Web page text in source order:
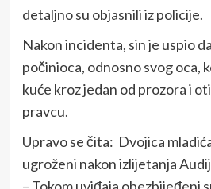
detaljno su objasnili iz policije.
Nakon incidenta, sin je uspio
počinioca, odnosno svog oca,
kuće kroz jedan od prozora i
pravcu.
Upravo se čita: Dvojica
ugroženi nakon izlijetanja